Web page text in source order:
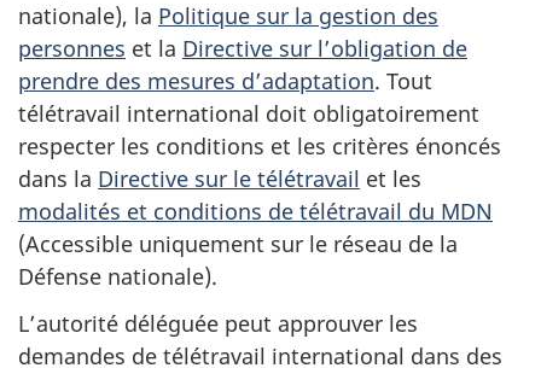
nationale), la Politique sur la gestion des
personnes et la Directive sur l’obligation de
prendre des mesures d’adaptation. Tout
télétravail international doit obligatoirement
respecter les conditions et les critères énoncés
dans la Directive sur le télétravail et les
modalités et conditions de télétravail du MDN
(Accessible uniquement sur le réseau de la
Défense nationale).
L’autorité déléguée peut approuver les
demandes de télétravail international dans des